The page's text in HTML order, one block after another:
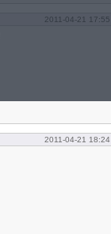
2011-04-21 17:55
2011-04-21 18:24